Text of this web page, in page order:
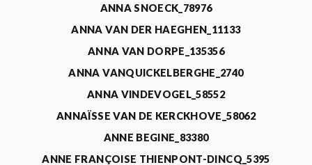
ANNA SNOECK_78976
ANNA VAN DER HAEGHEN_11133
ANNA VAN DORPE_135356
ANNA VANQUICKELBERGHE_2740
ANNA VINDEVOGEL_58552
ANNAÏSSE VAN DE KERCKHOVE_58062
ANNE BEGINE_83380
ANNE FRANÇOISE THIENPONT-DINCQ_5395